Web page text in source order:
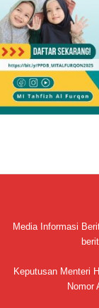
Media Informasi
Keputusan Menteri
Nomor